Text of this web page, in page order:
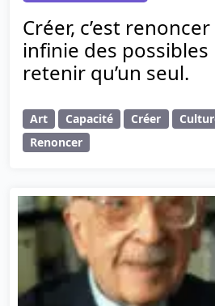
Créer, c’est
infinie des possibles
retenir qu’un seul.
Art Capacité Créer
Renoncer